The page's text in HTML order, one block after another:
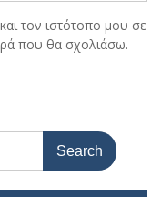
τον ιστότοπο μου σε
που θα σχολιάσω.